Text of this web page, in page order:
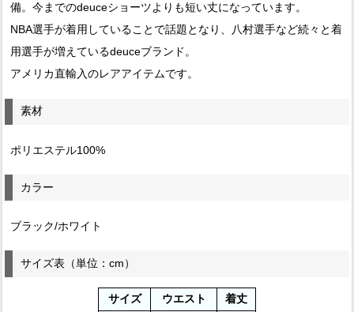
備。今までのdeuceショーツよりも短い丈になっています。
NBA選手が着用していることで話題となり、八村選手など続々と着
用選手が増えているdeuceブランド。
アメリカ直輸入のレアアイテムです。
素材
ポリエステル100%
カラー
ブラック/ホワイト
サイズ表（単位：cm）
サイズ ウエスト
着丈